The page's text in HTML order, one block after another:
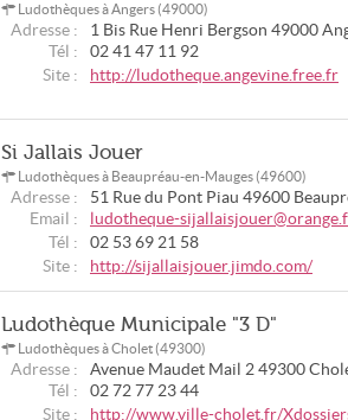
Ludothèques à Angers (49000)
Adresse : 1 Bis Rue Henri Bergson 49000
Tél :
02 41 47 11 92
Site :
http://ludotheque.angevine.free.fr
Si Jallais Jouer
Ludothèques à Beaupréau-en-Mauges (49600)
Adresse : 51 Rue du Pont Piau 49600
Email :
ludotheque-
Tél :
02 53 69 21 58
Site :
http://sijallaisjouer.jimdo.com/
Ludothèque Municipale "3 D"
Ludothèques à Cholet (49300)
Adresse : Avenue Maudet Mail 2 49300
Tél :
02 72 77 23 44
Site :
http://www.ville-cholet.fr/